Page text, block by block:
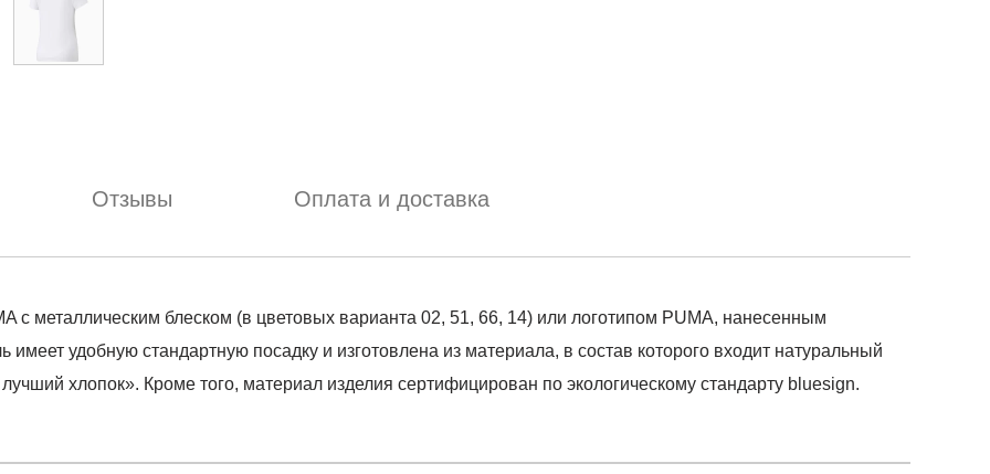
Отзывы Оплата и доставка
с металлическим блеском (в цветовых варианта 02, 51, 66, 14) или логотипом PUMA, нанесенным
удобную стандартную посадку и изготовлена из материала, в состав которого входит натуральный
хлопок». Кроме того, материал изделия сертифицирован по экологическому стандарту bluesign.